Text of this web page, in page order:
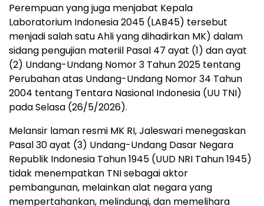
Perempuan yang juga menjabat Kepala
Laboratorium Indonesia 2045 (LAB45) tersebut
menjadi salah satu Ahli yang dihadirkan MK) dalam
sidang pengujian materiil Pasal 47 ayat (1) dan ayat
(2) Undang-Undang Nomor 3 Tahun 2025 tentang
Perubahan atas Undang-Undang Nomor 34 Tahun
2004 tentang Tentara Nasional Indonesia (UU TNI)
pada Selasa (26/5/2026).
Melansir laman resmi MK RI, Jaleswari menegaskan
Pasal 30 ayat (3) Undang-Undang Dasar Negara
Republik Indonesia Tahun 1945 (UUD NRI Tahun 1945)
tidak menempatkan TNI sebagai aktor
pembangunan, melainkan alat negara yang
mempertahankan, melindungi, dan memelihara